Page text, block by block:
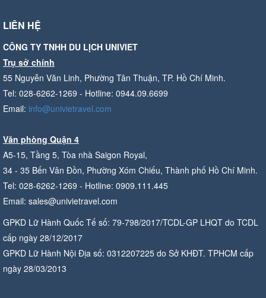
LIÊN HỆ
CÔNG TY TNHH DU LỊCH UNIVIET
Trụ sở chính
55 Nguyễn Văn Linh, Phường Tân Thuận, TP. Hồ Chí Minh.
Tel: 028-6262-1269 - Hotline: 0944.09.6699
Email: info@univietravel.com
Văn phòng Quận 4
A5-15, Tầng 5, Tòa nhà Saigon Royal,
34 - 35 Bến Vân Đồn, Phường Xóm Chiếu, Thành phố Hồ Chí Minh.
Tel: 028-6262-1269 - Hotline: 0909.111.445
Email: sales@univietravel.com
GPKD Lữ Hành Quốc Tế số: 79-798/2017/TCDL-GP LHQT do TCDL
cấp ngày 28/12/2017
GPKD Lữ Hành Nội Địa số: 0312207225 do Sở KHĐT. TPHCM cấp
ngày 28/03/2013